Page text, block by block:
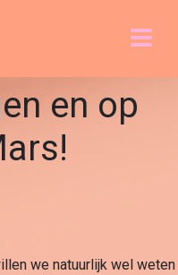
en op
we natuurlijk wel weten